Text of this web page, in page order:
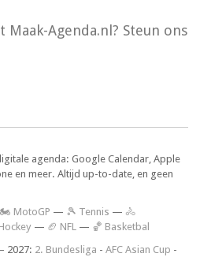
Maak-Agenda.nl? Steun ons
agenda: Google Calendar, Apple
en meer. Altijd up-to-date, en geen
🏍 MotoGP — 🎾 Tennis — 🚴
— 🏈 NFL — 🏀 Basketbal
2027: 2. Bundesliga - AFC Asian Cup -